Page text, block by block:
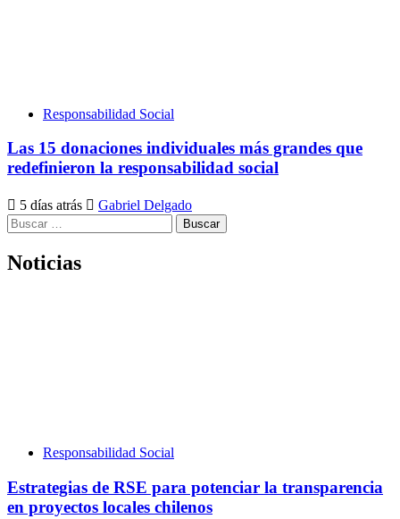
Responsabilidad Social
Las 15 donaciones individuales más grandes que
redefinieron la responsabilidad social
5 días atrás
Gabriel Delgado
Buscar:
Noticias
Responsabilidad Social
Estrategias de RSE para potenciar la transparencia
en proyectos locales chilenos